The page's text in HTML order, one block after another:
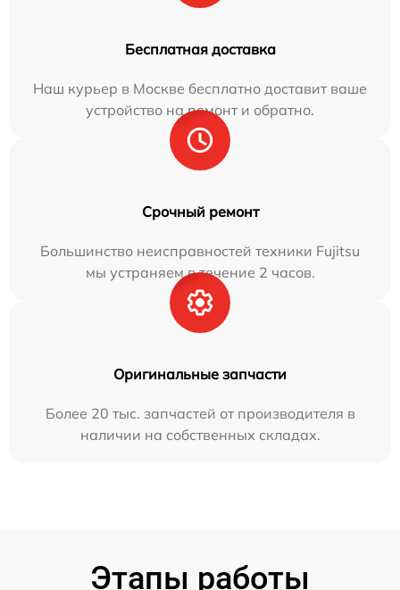
Бесплатная доставка
Наш курьер в Москве бесплатно доставит ваше
устройство на ремонт и обратно.
Срочный ремонт
Большинство неисправностей техники Fujitsu
мы устраняем в течение 2 часов.
Оригинальные запчасти
Более 20 тыс. запчастей от производителя в
наличии на собственных складах.
Этапы работы